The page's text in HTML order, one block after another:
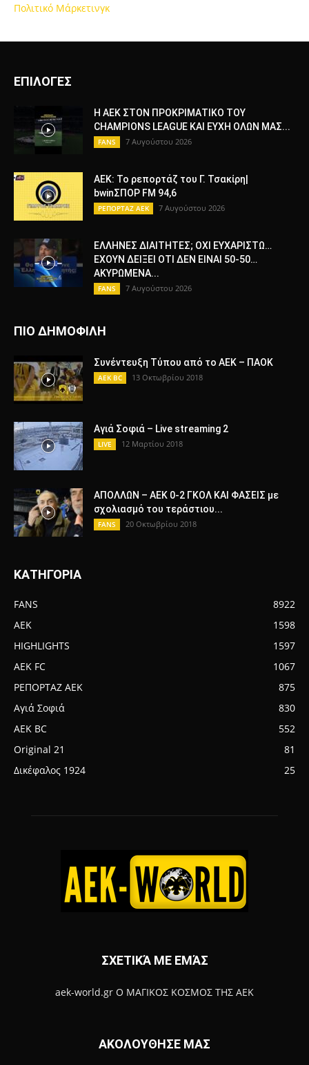
Πολιτικό Μάρκετινγκ
ΕΠΙΛΟΓΕΣ
Η ΑΕΚ ΣΤΟΝ ΠΡΟΚΡΙΜΑΤΙΚΟ ΤΟΥ
CHAMPIONS LEAGUE ΚΑΙ ΕΥΧΗ ΟΛΩΝ ΜΑΣ...
FANS 7 Αυγούστου 2026
ΑΕΚ: Το ρεπορτάζ του Γ. Τσακίρη|
bwinΣΠΟΡ FM 94,6
ΡΕΠΟΡΤΑΖ ΑΕΚ 7 Αυγούστου 2026
ΕΛΛΗΝΕΣ ΔΙΑΙΤΗΤΕΣ; ΟΧΙ ΕΥΧΑΡΙΣΤΩ…
ΕΧΟΥΝ ΔΕΙΞΕΙ ΟΤΙ ΔΕΝ ΕΙΝΑΙ 50-50…
ΑΚΥΡΩΜΕΝΑ...
FANS 7 Αυγούστου 2026
ΠΙΟ ΔΗΜΟΦΙΛΗ
Συνέντευξη Τύπου από το ΑΕΚ – ΠΑΟΚ
AEK BC 13 Οκτωβρίου 2018
Αγιά Σοφιά – Live streaming 2
LIVE 12 Μαρτίου 2018
ΑΠΟΛΛΩΝ – ΑΕΚ 0-2 ΓΚΟΛ ΚΑΙ ΦΑΣΕΙΣ με
σχολιασμό του τεράστιου...
FANS 20 Οκτωβρίου 2018
ΚΑΤΗΓΟΡΙΑ
FANS
8922
AEK
1598
HIGHLIGHTS
1597
AEK FC
1067
ΡΕΠΟΡΤΑΖ ΑΕΚ
875
Αγιά Σοφιά
830
AEK BC
552
Original 21
81
Δικέφαλος 1924
25
ΣΧΕΤΙΚΆ ΜΕ ΕΜΆΣ
aek-world.gr Ο ΜΑΓΙΚΟΣ ΚΟΣΜΟΣ ΤΗΣ ΑΕΚ
ΑΚΟΛΟΥΘΗΣΕ ΜΑΣ